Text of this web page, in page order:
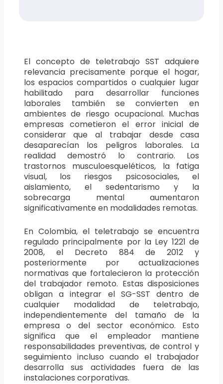
El concepto de teletrabajo SST adquiere
relevancia precisamente porque el hogar,
los espacios compartidos o cualquier lugar
habilitado para desarrollar funciones
laborales también se convierten en
ambientes de riesgo ocupacional. Muchas
empresas cometieron el error inicial de
considerar que al trabajar desde casa
desaparecían los peligros laborales. La
realidad demostró lo contrario. Los
trastornos musculoesqueléticos, la fatiga
visual, los riesgos psicosociales, el
aislamiento, el sedentarismo y la
sobrecarga mental aumentaron
significativamente en modalidades remotas.
En Colombia, el teletrabajo se encuentra
regulado principalmente por la Ley 1221 de
2008, el Decreto 884 de 2012 y
posteriormente por actualizaciones
normativas que fortalecieron la protección
del trabajador remoto. Estas disposiciones
obligan a integrar el SG-SST dentro de
cualquier modalidad de teletrabajo,
independientemente del tamaño de la
empresa o del sector económico. Esto
significa que el empleador mantiene
responsabilidades preventivas, de control y
seguimiento incluso cuando el trabajador
desarrolla sus actividades fuera de las
instalaciones corporativas.